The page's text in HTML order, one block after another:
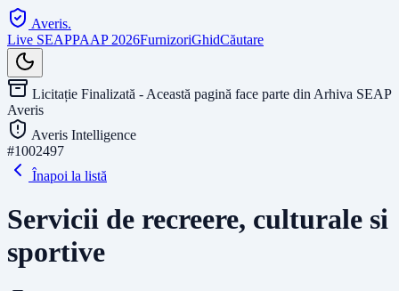
Averis.
Live SEAPPAAP 2026FurnizoriGhidCăutare
Licitație Finalizată - Această pagină face parte din Arhiva SEAP
Averis
Averis Intelligence
#1002497
Înapoi la listă
Servicii de recreere, culturale si
sportive